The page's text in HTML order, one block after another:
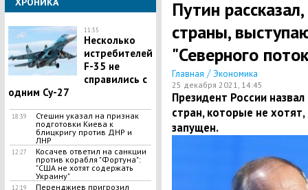
11:55
Несколько
истребителей
F-35 не
справились с
одним Су-27
18:39
Стешин указал на признак
подготовки Киева к
блицкригу против ДНР и
ЛНР
12:27
​Косачев ответил на санкции
против корабля "Фортуна":
"США не хотят содержать
Украину"
12:19
Перенджиев пригрозил
Путин
страны,
"Северного
Главная / Экономика
25 декабря 2021, 14:45
Президент России
стран, которые не
запущен.